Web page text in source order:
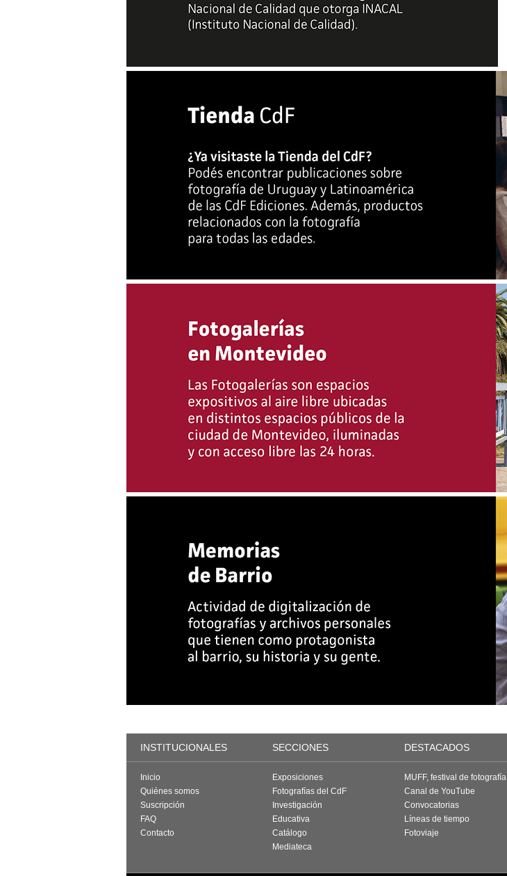
INSTITUCIONALES SECCIONES DESTACADOS
Inicio
Quiénes somos
Suscripción
FAQ
Contacto
Exposiciones
Fotografías del CdF
Investigación
Educativa
Catálogo
Mediateca
MUFF, festival de fotografía
Canal de YouTube
Convocatorias
Líneas de tiempo
Fotoviaje